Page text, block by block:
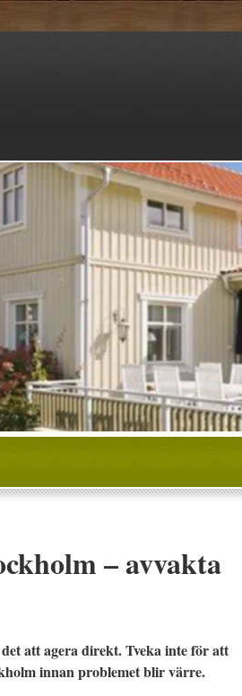
– avvakta
att agera direkt. Tveka inte för att
innan problemet blir värre.